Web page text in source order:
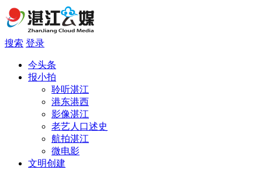
搜索 登录
今头条
报小拍
聆听湛江
港东港西
影像湛江
老艺人口述史
航拍湛江
微电影
文明创建